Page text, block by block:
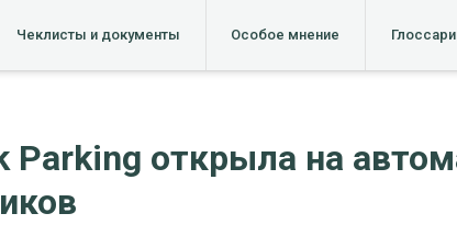
Чеклисты и документы Особое мнение
Parking открыла на